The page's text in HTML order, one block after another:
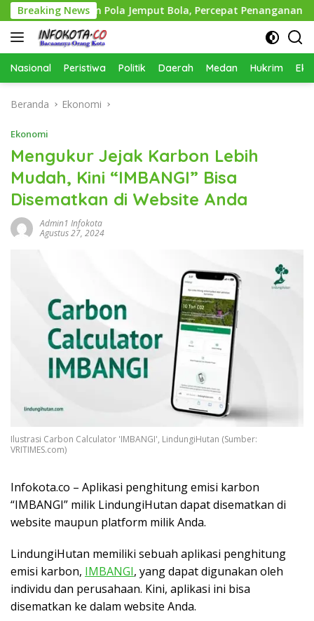
Langsung
ke
konten
Breaking News
Terapkan Pola Jemput Bola, Percepat Penanganan
Nasional Peristiwa Politik Daerah Medan Hukrim
Beranda Ekonomi
Ekonomi
Mengukur Jejak Karbon Lebih
Mudah, Kini “IMBANGI” Bisa
Disematkan di Website Anda
Admin1 Infokota
Agustus 27, 2024
Ilustrasi Carbon Calculator 'IMBANGI', LindungiHutan (Sumber:
VRITIMES.com)
Infokota.co – Aplikasi penghitung emisi karbon
“IMBANGI” milik LindungiHutan dapat disematkan di
website maupun platform milik Anda.
LindungiHutan memiliki sebuah aplikasi penghitung
emisi karbon, IMBANGI, yang dapat digunakan oleh
individu dan perusahaan. Kini, aplikasi ini bisa
disematkan ke dalam website Anda.